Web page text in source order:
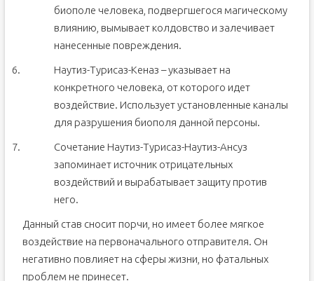
биополе человека, подвергшегося магическому
влиянию, вымывает колдовство и залечивает
нанесенные повреждения.
Наутиз-Турисаз-Кеназ – указывает на
конкретного человека, от которого идет
воздействие. Использует установленные каналы
для разрушения биополя данной персоны.
Сочетание Наутиз-Турисаз-Наутиз-Ансуз
запоминает источник отрицательных
воздействий и вырабатывает защиту против
него.
Данный став сносит порчи, но имеет более мягкое
воздействие на первоначального отправителя. Он
негативно повлияет на сферы жизни, но фатальных
проблем не принесет.